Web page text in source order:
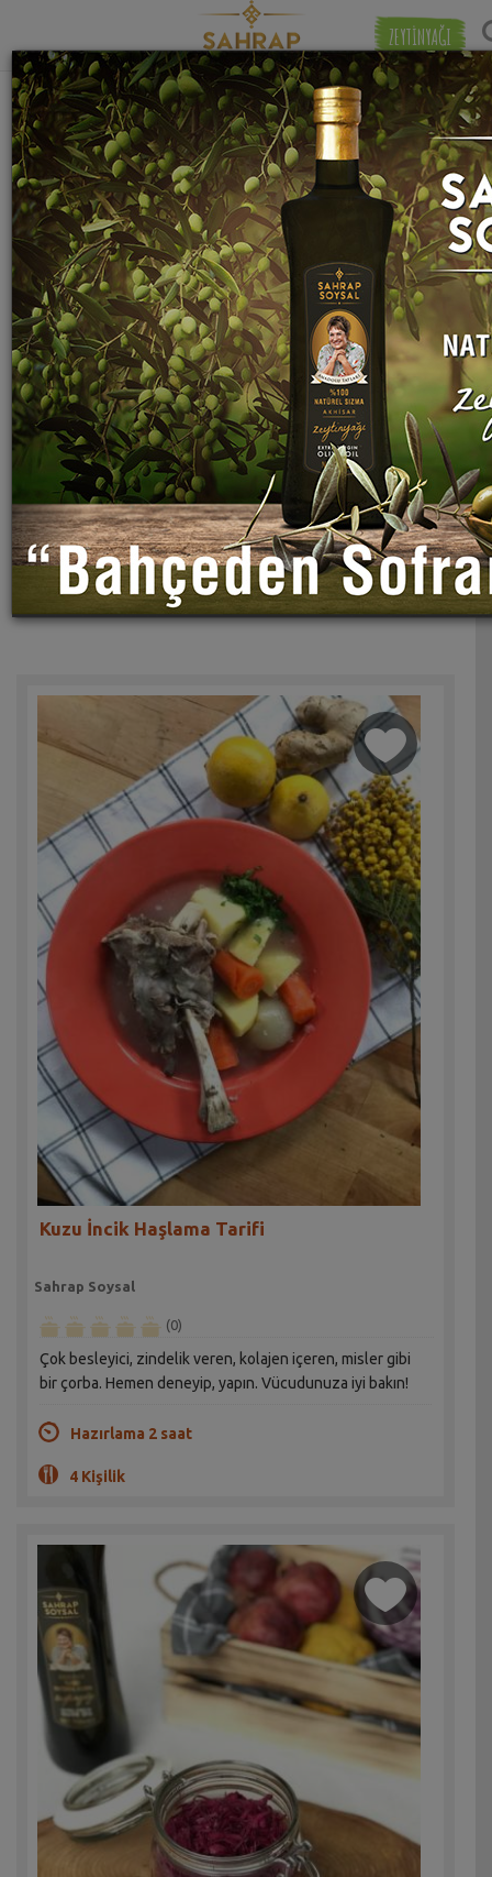
ZEYTİNYAĞI
"defne yaprağı" etiketiyle eşleşen (20)
tarif bulundu.
Eşleşmeye
Kuzu İncik Haşlama Tarifi
Sahrap Soysal
(0)
Çok besleyici, zindelik veren, kolajen içeren, misler gibi
bir çorba. Hemen deneyip, yapın. Vücudunuza iyi bakın!
Hazırlama 2 saat
4 Kişilik